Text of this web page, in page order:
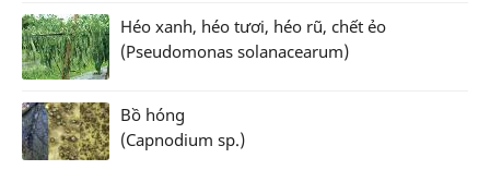
Héo xanh, héo tươi, héo rũ, chết ẻo
(Pseudomonas solanacearum)
Bồ hóng
(Capnodium sp.)